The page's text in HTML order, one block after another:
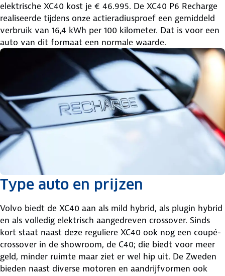
elektrische XC40 kost je € 46.995. De XC40 P6 Recharge
realiseerde tijdens onze actieradiusproef een gemiddeld
verbruik van 16,4 kWh per 100 kilometer. Dat is voor een
auto van dit formaat een normale waarde.
Type auto en prijzen
Volvo biedt de XC40 aan als mild hybrid, als plugin hybrid
en als volledig elektrisch aangedreven crossover. Sinds
kort staat naast deze reguliere XC40 ook nog een coupé-
crossover in de showroom, de C40; die biedt voor meer
geld, minder ruimte maar ziet er wel hip uit. De Zweden
bieden naast diverse motoren en aandrijfvormen ook